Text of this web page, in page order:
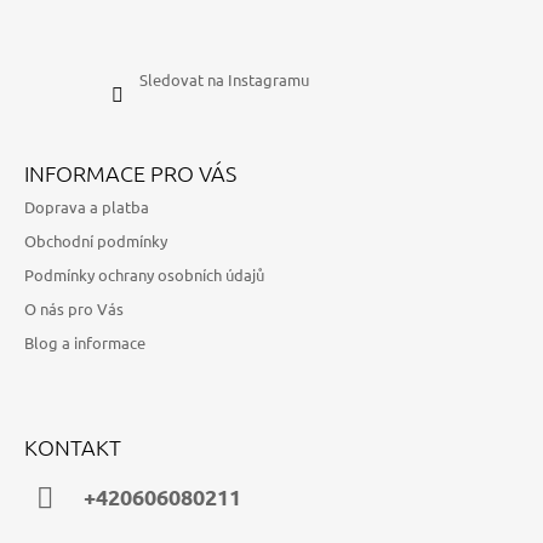
Sledovat na Instagramu
INFORMACE PRO VÁS
Doprava a platba
Obchodní podmínky
Podmínky ochrany osobních údajů
O nás pro Vás
Blog a informace
KONTAKT
+420606080211